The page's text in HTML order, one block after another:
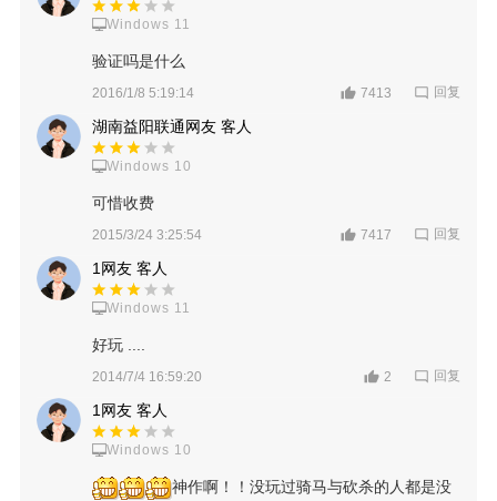
Windows 11
验证吗是什么
2016/1/8 5:19:14 7413 回复
湖南益阳联通网友 客人
Windows 10
可惜收费
2015/3/24 3:25:54 7417 回复
1网友 客人
Windows 11
好玩 ....
2014/7/4 16:59:20 2 回复
1网友 客人
Windows 10
神作啊！！没玩过骑马与砍杀的人都是没